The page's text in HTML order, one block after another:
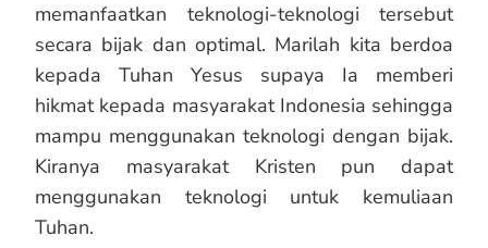
memanfaatkan teknologi-teknologi tersebut
secara bijak dan optimal. Marilah kita berdoa
kepada Tuhan Yesus supaya Ia memberi
hikmat kepada masyarakat Indonesia sehingga
mampu menggunakan teknologi dengan bijak.
Kiranya masyarakat Kristen pun dapat
menggunakan teknologi untuk kemuliaan
Tuhan.